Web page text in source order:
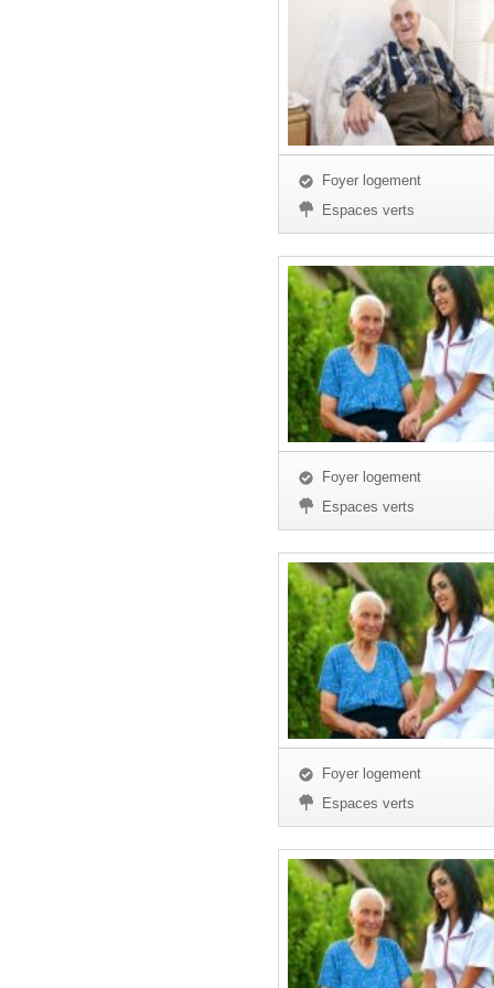
Foyer logement
Espaces verts
Foyer logement
Espaces verts
Foyer logement
Espaces verts